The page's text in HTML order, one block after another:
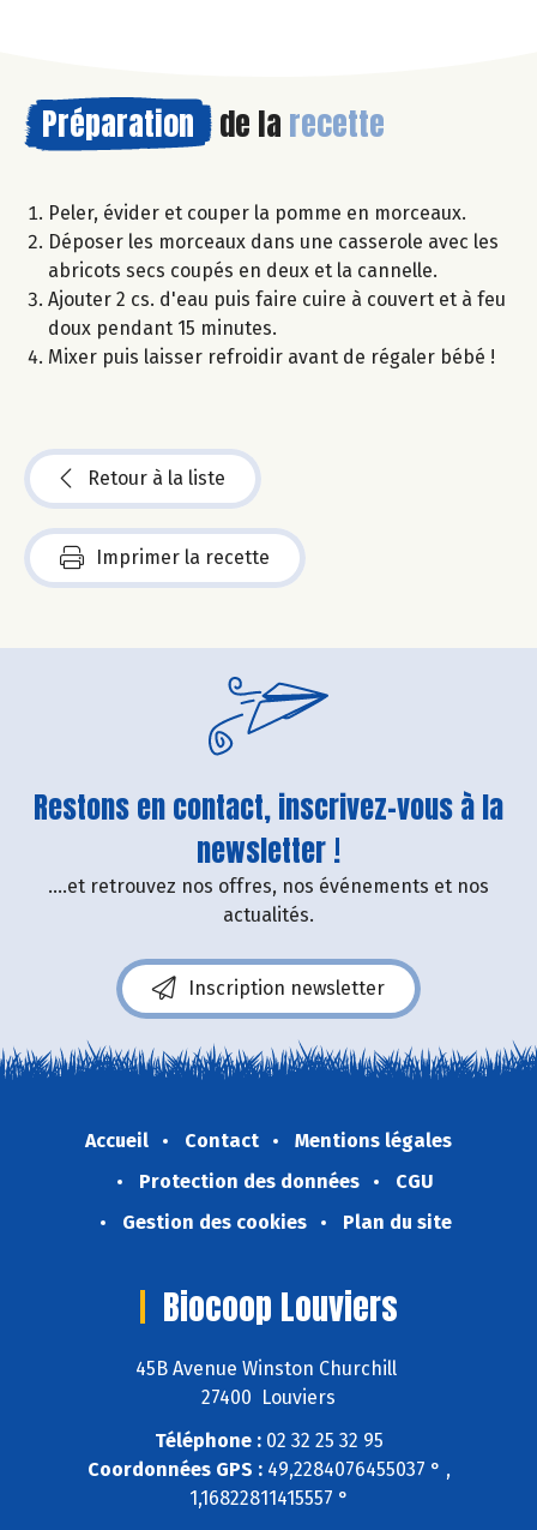
Préparation de la recette
Peler, évider et couper la pomme en morceaux.
Déposer les morceaux dans une casserole avec les
abricots secs coupés en deux et la cannelle.
Ajouter 2 cs. d'eau puis faire cuire à couvert et à feu
doux pendant 15 minutes.
Mixer puis laisser refroidir avant de régaler bébé !
Retour à la liste
Imprimer la recette
Restons en contact, inscrivez-vous à la
newsletter !
....et retrouvez nos offres, nos événements et nos
actualités.
Inscription newsletter
Accueil Contact
Mentions légales
Protection des données
CGU
Gestion des cookies
Plan du site
Biocoop Louviers
45B Avenue Winston Churchill
27400 Louviers
Téléphone :02 32 25 32 95
Coordonnées GPS :49,2284076455037 ° ,
1,16822811415557 °